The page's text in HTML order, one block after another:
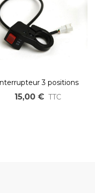
3 positions
pour contrôleur OZO
15,00 € TTC